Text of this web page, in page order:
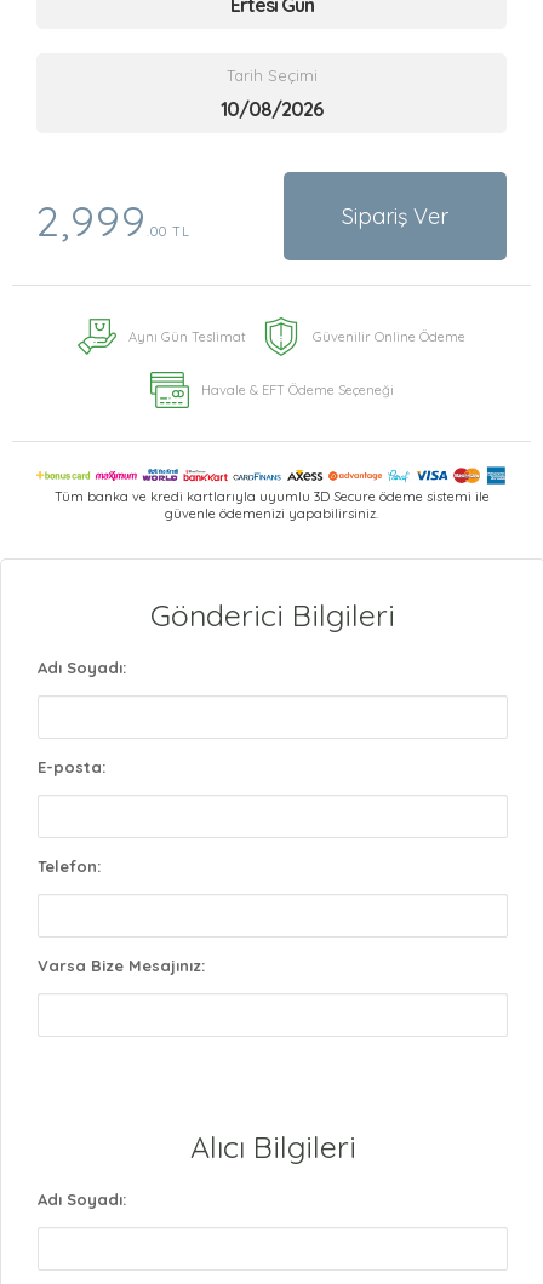
Tarih Seçimi
2,999 .00 TL
Sipariş Ver
Aynı Gün Teslimat Güvenilir Online Ödeme
Havale & EFT Ödeme Seçeneği
Tüm banka ve kredi kartlarıyla uyumlu 3D Secure ödeme sistemi ile
güvenle ödemenizi yapabilirsiniz.
Gönderici Bilgileri
Adı Soyadı:
E-posta:
Telefon:
Varsa Bize Mesajınız:
Alıcı Bilgileri
Adı Soyadı: